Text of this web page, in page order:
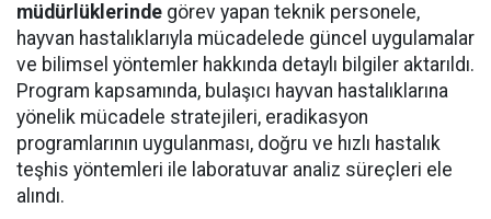
müdürlüklerinde görev yapan teknik personele,
hayvan hastalıklarıyla mücadelede güncel uygulamalar
ve bilimsel yöntemler hakkında detaylı bilgiler aktarıldı.
Program kapsamında, bulaşıcı hayvan hastalıklarına
yönelik mücadele stratejileri, eradikasyon
programlarının uygulanması, doğru ve hızlı hastalık
teşhis yöntemleri ile laboratuvar analiz süreçleri ele
alındı.